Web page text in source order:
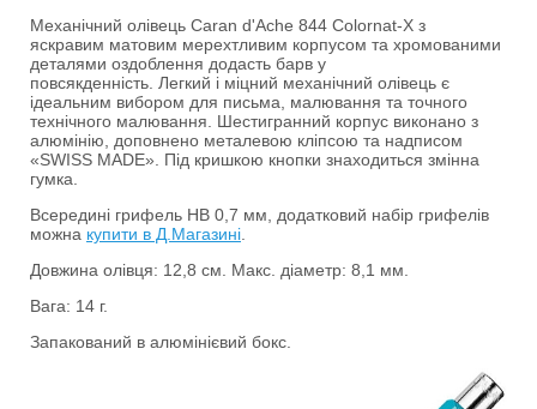
Механічний олівець Caran d'Ache 844 Colornat-X з
яскравим матовим мерехтливим корпусом та хромованими
деталями оздоблення додасть барв у
повсякденність. Легкий і міцний механічний олівець є
ідеальним вибором для письма, малювання та точного
технічного малювання. Шестигранний корпус виконано з
алюмінію, доповнено металевою кліпсою та надписом
«SWISS MADE». Під кришкою кнопки знаходиться змінна
гумка.
Всередині грифель HB 0,7 мм, додатковий набір грифелів
можна купити в Д.Магазині
Довжина олівця: 12,8 см. Макс. діаметр: 8,1 мм.
Вага: 14 г.
Запакований в алюмінієвий бокс.